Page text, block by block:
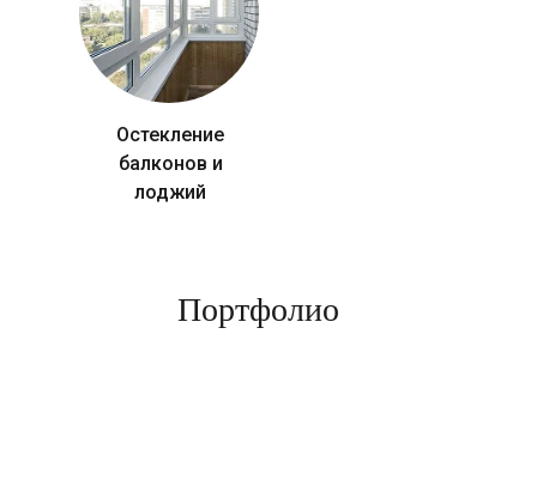
Остекление
балконов и
лоджий
Портфолио